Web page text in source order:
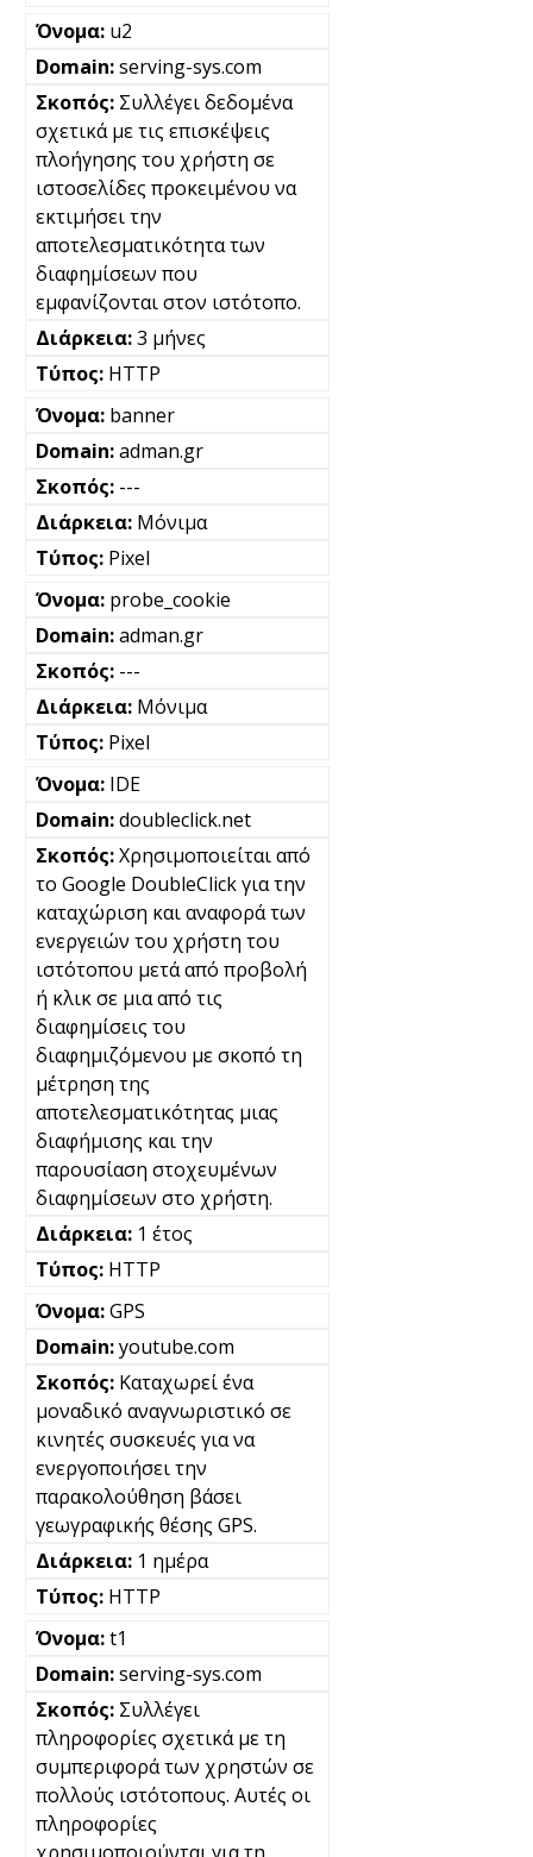
u2
serving-sys.com
Συλλέγει δεδομένα
σχετικά με τις επισκέψεις
πλοήγησης του χρήστη σε
ιστοσελίδες προκειμένου να
εκτιμήσει την
αποτελεσματικότητα των
διαφημίσεων που
εμφανίζονται στον ιστότοπο.
3 μήνες
HTTP
banner
adman.gr
---
Μόνιμα
Pixel
probe_cookie
adman.gr
---
Μόνιμα
Pixel
IDE
doubleclick.net
Χρησιμοποιείται από
το Google DoubleClick για την
καταχώριση και αναφορά των
ενεργειών του χρήστη του
ιστότοπου μετά από προβολή
ή κλικ σε μια από τις
διαφημίσεις του
διαφημιζόμενου με σκοπό τη
μέτρηση της
αποτελεσματικότητας μιας
διαφήμισης και την
παρουσίαση στοχευμένων
διαφημίσεων στο χρήστη.
1 έτος
HTTP
GPS
youtube.com
Καταχωρεί ένα
μοναδικό αναγνωριστικό σε
κινητές συσκευές για να
ενεργοποιήσει την
παρακολούθηση βάσει
γεωγραφικής θέσης GPS.
1 ημέρα
HTTP
t1
serving-sys.com
Συλλέγει
πληροφορίες σχετικά με τη
συμπεριφορά των χρηστών σε
πολλούς ιστότοπους. Αυτές οι
πληροφορίες
χρησιμοποιούνται για τη